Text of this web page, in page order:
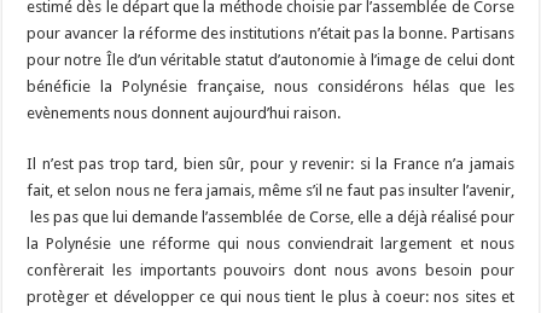
estimé dès le départ que la méthode choisie par l’assemblée de Corse
pour avancer la réforme des institutions n’était pas la bonne. Partisans
pour notre Île d’un véritable statut d’autonomie à l’image de celui dont
bénéficie la Polynésie française, nous considérons hélas que les
evènements nous donnent aujourd’hui raison.
Il n’est pas trop tard, bien sûr, pour y revenir: si la France n’a jamais
fait, et selon nous ne fera jamais, même s’il ne faut pas insulter l’avenir,
les pas que lui demande l’assemblée de Corse, elle a déjà réalisé pour
la Polynésie une réforme qui nous conviendrait largement et nous
confèrerait les importants pouvoirs dont nous avons besoin pour
protèger et développer ce qui nous tient le plus à coeur: nos sites et